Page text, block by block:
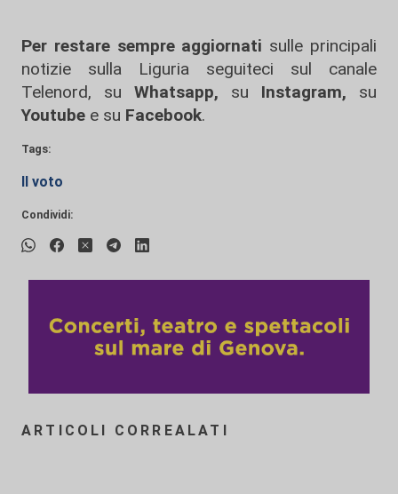
Per restare sempre aggiornati sulle principali
notizie sulla Liguria seguiteci sul canale
Telenord, su
Whatsapp, su Instagram, su
Youtube e su Facebook.
Tags:
Il voto
Condividi:
ARTICOLI CORREALATI